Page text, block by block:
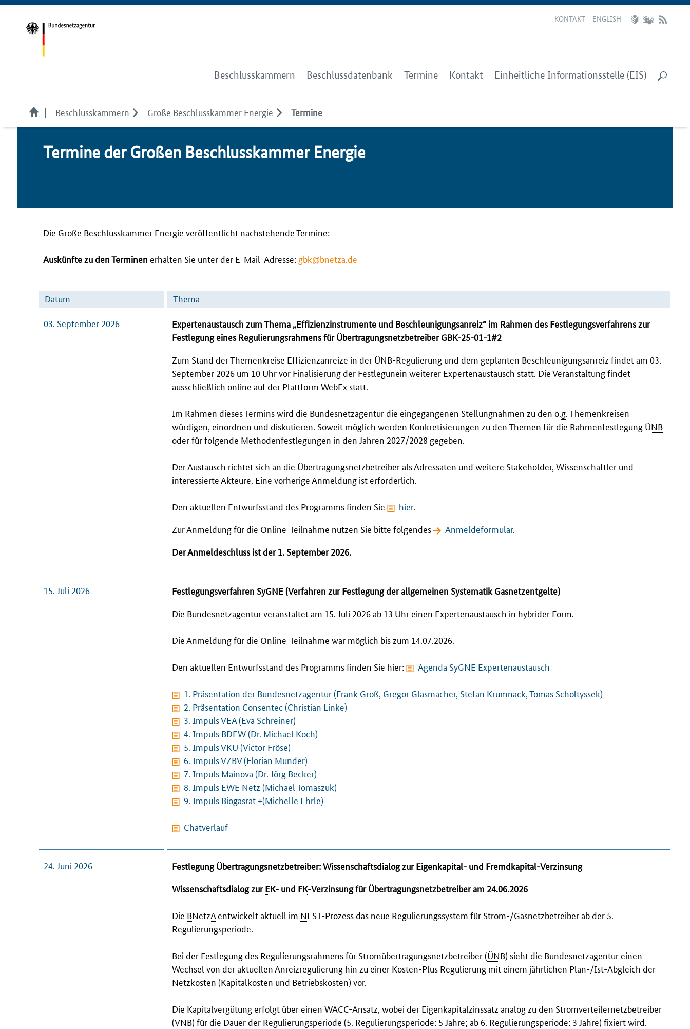
KONTAKT ENGLISH
Beschlusskammern Beschlussdatenbank Termine Kontakt Einheitliche Informationsstelle (EIS)
Beschlusskammern Große Beschlusskammer Energie Termine
Ter­mi­ne der Großen Be­schluss­kam­mer Ener­gie
Die Große Beschlusskammer Energie veröffentlicht nachstehende Termine:
Auskünfte zu den Terminen erhalten Sie unter der E-Mail-Adresse: gbk@bnetza.de
Datum
Thema
03. September 2026
Expertenaustausch zum Thema „Effizienzinstrumente und Beschleunigungsanreiz“ im Rahmen des Festlegungsverfahrens zur
Festlegung eines Regulierungsrahmens für Übertragungsnetzbetreiber GBK-25-01-1#2
Zum Stand der Themenkreise Effizienzanreize in der ÜNB-Regulierung und dem geplanten Beschleunigungsanreiz findet am 03.
September 2026 um 10 Uhr vor Finalisierung der Festlegunein weiterer Expertenaustausch statt. Die Veranstaltung findet
ausschließlich online auf der Plattform WebEx statt.
Im Rahmen dieses Termins wird die Bundesnetzagentur die eingegangenen Stellungnahmen zu den o.g. Themenkreisen
würdigen, einordnen und diskutieren. Soweit möglich werden Konkretisierungen zu den Themen für die Rahmenfestlegung ÜNB
oder für folgende Methodenfestlegungen in den Jahren 2027/2028 gegeben.
Der Austausch richtet sich an die Übertragungsnetzbetreiber als Adressaten und weitere Stakeholder, Wissenschaftler und
interessierte Akteure. Eine vorherige Anmeldung ist erforderlich.
Den aktuellen Entwurfsstand des Programms finden Sie hier.
Zur Anmeldung für die Online-Teilnahme nutzen Sie bitte folgendes
Anmeldeformular.
Der Anmeldeschluss ist der 1. September 2026.
15. Juli 2026
Festlegungsverfahren SyGNE (Verfahren zur Festlegung der allgemeinen Systematik Gasnetzentgelte)
Die Bundesnetzagentur veranstaltet am 15. Juli 2026 ab 13 Uhr einen Expertenaustausch in hybrider Form.
Die Anmeldung für die Online-Teilnahme war möglich bis zum 14.07.2026.
Den aktuellen Entwurfsstand des Programms finden Sie hier: Agenda SyGNE Expertenaustausch
1. Präsentation der Bundesnetzagentur (Frank Groß, Gregor Glasmacher, Stefan Krumnack, Tomas Scholtyssek)
2. Präsentation Consentec (Christian Linke)
3. Impuls VEA (Eva Schreiner)
4. Impuls BDEW (Dr. Michael Koch)
5. Impuls VKU (Victor Fröse)
6. Impuls VZBV (Florian Munder)
7. Impuls Mainova (Dr. Jörg Becker)
8. Impuls EWE Netz (Michael Tomaszuk)
9. Impuls Biogasrat +(Michelle Ehrle)
Chatverlauf
24. Juni 2026
Festlegung Übertragungsnetzbetreiber: Wissenschaftsdialog zur Eigenkapital- und Fremdkapital-Verzinsung
Wissenschaftsdialog zurEK- und FK-Verzinsung für Übertragungsnetzbetreiber am 24.06.2026
Die BNetzAentwickelt aktuell im NEST-Prozess das neue Regulierungssystem für Strom-/Gasnetzbetreiber ab der 5.
Regulierungsperiode.
Bei der Festlegung des Regulierungsrahmens für Stromübertragungsnetzbetreiber (ÜNB) sieht die Bundesnetzagentur einen
Wechsel von der aktuellen Anreizregulierung hin zu einer Kosten-Plus Regulierung mit einem jährlichen Plan-/Ist-Abgleich der
Netzkosten (Kapitalkosten und Betriebskosten) vor.
Die Kapitalvergütung erfolgt über einen WACC-Ansatz, wobei der Eigenkapitalzinssatz analog zu den Stromverteilernetzbetreiber
(VNB) für die Dauer der Regulierungsperiode (5. Regulierungsperiode: 5 Jahre; ab 6. Regulierungsperiode: 3 Jahre) fixiert wird.